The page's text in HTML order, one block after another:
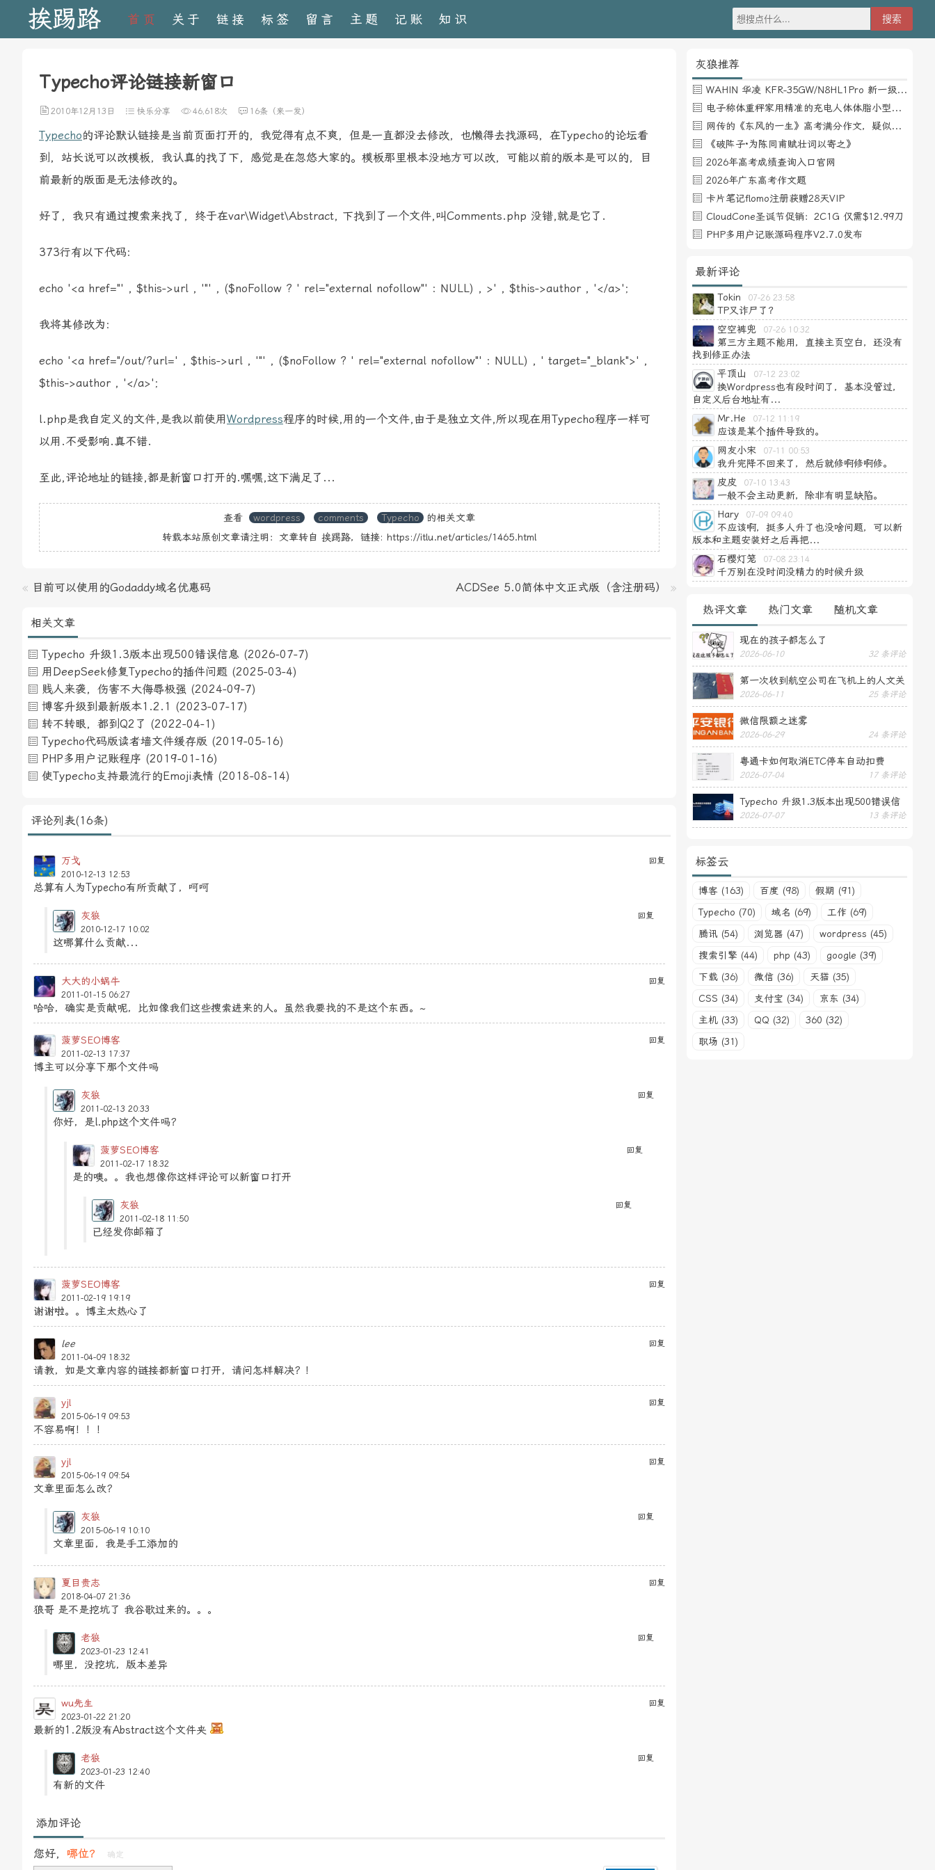
挨踢路 首页 关于 链接 标签 留言 主题 记账 知识
Typecho评论链接新窗口
2010年12月13日 快乐分享 46,618次 16条（来一发）
Typecho的评论默认链接是当前页面打开的，我觉得有点不爽，但是一直都没去修改，也懒得去找源码，在Typecho的论坛看
到，站长说可以改模板，我认真的找了下，感觉是在忽悠大家的。模板那里根本没地方可以改，可能以前的版本是可以的，目
前最新的版面是无法修改的。
好了，我只有通过搜索来找了，终于在var\Widget\Abstract, 下找到了一个文件,叫Comments.php 没错,就是它了.
373行有以下代码:
echo '<a href="' , $this->url , '"' , ($noFollow ? ' rel="external nofollow"' : NULL) , >' , $this->author , '</a>';
我将其修改为:
echo '<a href="/out/?url=' , $this->url , '"' , ($noFollow ? ' rel="external nofollow"' : NULL) , ' target="_blank">' ,
$this->author , '</a>';
l.php是我自定义的文件,是我以前使用Wordpress程序的时候,用的一个文件,由于是独立文件,所以现在用Typecho程序一样可
以用.不受影响.真不错.
至此,评论地址的链接,都是新窗口打开的.嘿嘿,这下满足了...
查看 wordpress comments Typecho
的相关文章
转载本站原创文章请注明：文章转自 挨踢路，链接: https://itlu.net/articles/1465.html
« 目前可以使用的Godaddy域名优惠码 ACDSee 5.0简体中文正式版（含注册码） »
相关文章
Typecho 升级1.3版本出现500错误信息 (2026-07-7)
用DeepSeek修复Typecho的插件问题 (2025-03-4)
贱人来袭，伤害不大侮辱极强 (2024-09-7)
博客升级到最新版本1.2.1 (2023-07-17)
转不转眼，都到Q2了 (2022-04-1)
Typecho代码版读者墙文件缓存版 (2019-05-16)
PHP多用户记账程序 (2019-01-16)
使Typecho支持最流行的Emoji表情 (2018-08-14)
评论列表(16条)
回复
万戈
2010-12-13 12:53
总算有人为Typecho有所贡献了，呵呵
回复
灰狼
2010-12-17 10:02
这哪算什么贡献...
回复
大大的小蜗牛
2011-01-15 06:27
哈哈，确实是贡献呢，比如像我们这些搜索进来的人。虽然我要找的不是这个东西。~
回复
菠萝SEO博客
2011-02-13 17:37
博主可以分享下那个文件吗
回复
灰狼
2011-02-13 20:33
你好，是l.php这个文件吗？
回复
菠萝SEO博客
2011-02-17 18:32
是的噢。。我也想像你这样评论可以新窗口打开
回复
灰狼
2011-02-18 11:50
已经发你邮箱了
回复
菠萝SEO博客
2011-02-19 19:19
谢谢啦。。博主太热心了
回复
lee
2011-04-09 18:32
请教，如是文章内容的链接都新窗口打开，请问怎样解决？！
回复
yjl
2015-06-19 09:53
不容易啊！！！
回复
yjl
2015-06-19 09:54
文章里面怎么改？
回复
灰狼
2015-06-19 10:10
文章里面，我是手工添加的
回复
夏目贵志
2018-04-07 21:36
狼哥 是不是挖坑了 我谷歌过来的。。。
回复
老狼
2023-01-23 12:41
哪里，没挖坑，版本差异
回复
wu先生
2023-01-22 21:20
最新的1.2版没有Abstract这个文件夹
回复
老狼
2023-01-23 12:40
有新的文件
添加评论
您好， 哪位？ 确定
灰狼推荐
WAHIN 华凌 KFR-35GW/N8HL1Pro 新一级能效 壁挂式空调 1.5匹
电子称体重秤家用精准的充电人体体脂小型称重支持HUAWEI HiLink
网传的《东风的一生》高考满分作文，疑似自媒体或其他渠道炒作
《破阵子·为陈同甫赋壮词以寄之》
2026年高考成绩查询入口官网
2026年广东高考作文题
卡片笔记flomo注册获赠28天VIP
CloudCone圣诞节促销：2C1G 仅需$12.99刀
PHP多用户记账源码程序V2.7.0发布
最新评论
Tokin 07-26 23:58
TP又诈尸了？
空空裤兜
07-26 10:32
第三方主题不能用，直接主页空白，还没有
找到修正办法
平顶山
07-12 23:02
换Wordpress也有段时间了，基本没管过，
自定义后台地址有...
Mr.He
07-12 11:19
应该是某个插件导致的。
网友小宋
07-11 00:53
我升完降不回来了，然后就修啊修啊修。
皮皮
07-10 13:43
一般不会主动更新，除非有明显缺陷。
Hary
07-09 09:40
不应该啊，挺多人升了也没啥问题，可以新
版本和主题安装好之后再把...
石樱灯笼
07-08 23:14
千万别在没时间没精力的时候升级
热评文章 热门文章 随机文章
现在的孩子都怎么了
2026-06-10 32 条评论
第一次收到航空公司在飞机上的人文关
怀——送生日贺卡
2026-06-11 25 条评论
微信限额之迷雾
2026-06-29 24 条评论
粤通卡如何取消ETC停车自动扣费
2026-07-04 17 条评论
Typecho 升级1.3版本出现500错误信
息
2026-07-07 13 条评论
标签云
博客 (163) 百度 (98)
假期 (91)
Typecho (70)
域名 (69)
工作 (69)
腾讯 (54)
浏览器 (47)
wordpress (45)
搜索引擎 (44)
php (43)
google (39)
下载 (36)
微信 (36)
天猫 (35)
CSS (34)
支付宝 (34)
京东 (34)
主机 (33)
QQ (32)
360 (32)
职场 (31)